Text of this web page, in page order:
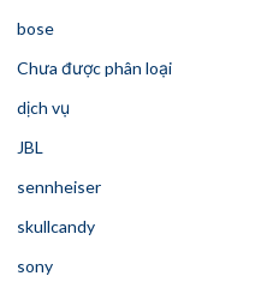
bose
Chưa được phân loại
dịch vụ
JBL
sennheiser
skullcandy
sony